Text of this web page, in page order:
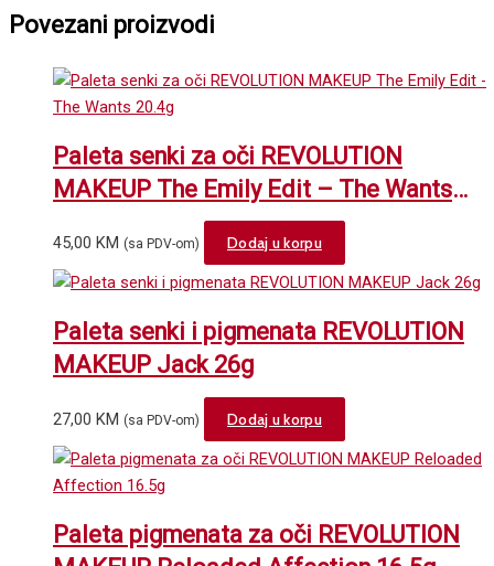
Povezani proizvodi
Paleta senki za oči REVOLUTION
MAKEUP The Emily Edit – The Wants
45,00 KM (sa PDV-om) Dodaj u korpu
Paleta senki i pigmenata REVOLUTION
MAKEUP Jack 26g
27,00 KM (sa PDV-om) Dodaj u korpu
Paleta pigmenata za oči REVOLUTION